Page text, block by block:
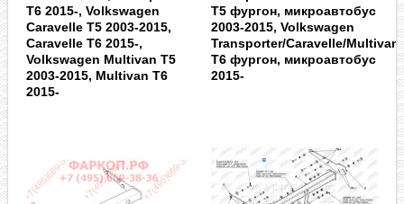
T6 2015-, Volkswagen
Caravelle T5 2003-2015,
Caravelle T6 2015-,
Volkswagen Multivan T5
2003-2015, Multivan T6
2015-
T5 фургон, микроавтобус
2003-2015, Volkswagen
Transporter/Caravelle/Multivan
T6 фургон, микроавтобус
2015-